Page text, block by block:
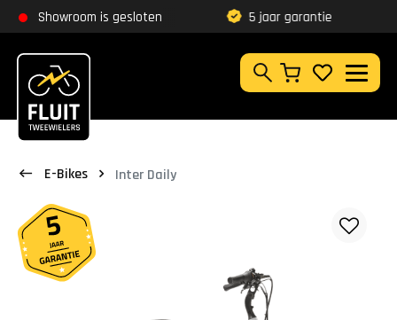
Zoeken
Zoeken
Showroom is gesloten
5 jaar garantie Klantbeoordeling
E-Bikes Inter Daily